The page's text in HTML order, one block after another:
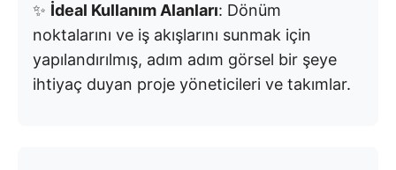
✨ İdeal Kullanım Alanları: Dönüm
noktalarını ve iş akışlarını sunmak için
yapılandırılmış, adım adım görsel bir şeye
ihtiyaç duyan proje yöneticileri ve takımlar.